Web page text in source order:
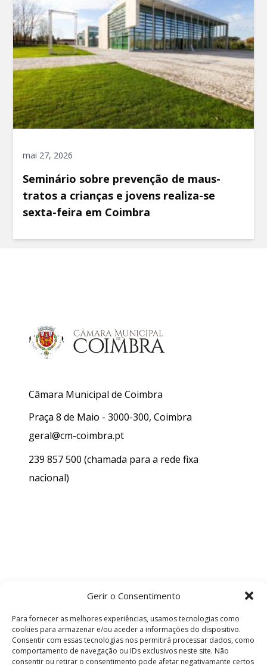
Gerir o Consentimento
Para fornecer as melhores experiências, usamos tecnologias como
cookies para armazenar e/ou aceder a informações do dispositivo.
Consentir com essas tecnologias nos permitirá processar dados, como
comportamento de navegação ou IDs exclusivos neste site. Não
consentir ou retirar o consentimento pode afetar negativamante certos
mai 27, 2026
Seminário sobre prevenção de maus-
tratos a crianças e jovens realiza-se
sexta-feira em Coimbra
Câmara Municipal de Coimbra
Praça 8 de Maio - 3000-300, Coimbra
geral@cm-coimbra.pt
239 857 500 (chamada para a rede fixa
nacional)